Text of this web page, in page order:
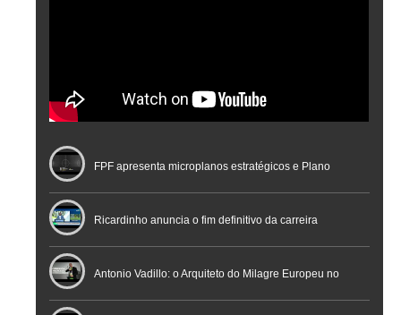
FPF apresenta microplanos estratégicos e Plano
Nacional de Arbitragem
Ricardinho anuncia o fim definitivo da carreira
profissional em conferência histórica na Cidade do
Antonio Vadillo: o Arquiteto do Milagre Europeu no